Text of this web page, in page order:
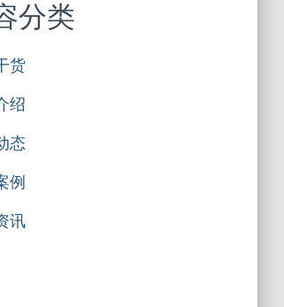
分类
货
绍
态
例
讯